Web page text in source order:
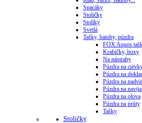
Spacáky
Stoličky
Stolíky
Svetlá
Tašky, batohy, púzdra
FOX Aquos
Krabičky, boxy
Na nástrahy
Púzdra na
Púzdra na
Púzdra na
Púzdra na
Púzdra na olova
Púzdra na prúty
Tašky
Stoličky